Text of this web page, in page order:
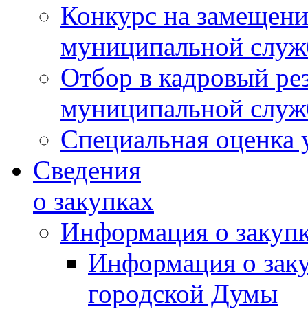
Конкурс на
муниципальной
Отбор в кадровый
муниципальной
Специальная оценка
Сведения
о закупках
Информация о
Информация о
городской Думы